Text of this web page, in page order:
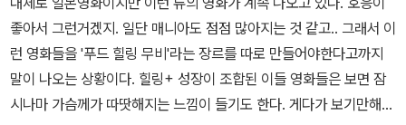
써버리는 '물'이라든지 '가족', 그리고 '주변에 사소한것들'에 대한 소
중함을 느낄수 있었습니다. 남극의 쉐프는 인간이 살아가는데 있어
가장 기본이 되는 음식이라는 코드를 통해서 모두 하나가 되고, 행복
해 하는 모습을 보여주는 따뜻하면서도 담백한 영화라고 볼 수 있습
니다. 영화를 보면서 나오는 맛깔스런 요리로 인해 상당히 배가 고파
분명 많은 사람들은 어떤 목적을 가지고, 목표를 설정해서 책을 읽기
도 한다. 순수문학을 그런 의도로 읽는 것은 큰 도움이 되지 않을 것
이라고 생각하지만, 성장이나 개발을 위한 좋은 책을 찾아서 읽는 것
은 분명히 개인의 특정한 상황 타개에 도움이 되기는 하겠다는 생각
이 새삼 든다. 나도 무엇인가 다른 전기를 마련하고자 하는 것인지도
좋아서 그런거겠지. 일단 매니아도 점점 많아지는 것 같고.. 그래서 이
런 영화들을 '푸드 힐링 무비'라는 장르를 따로 만들어야한다고까지
말이 나오는 상황이다. 힐링+ 성장이 조합된 이들 영화들은 보면 잠
시나마 가슴께가 따땃해지는 느낌이 들기도 한다. 게다가 보기만해도